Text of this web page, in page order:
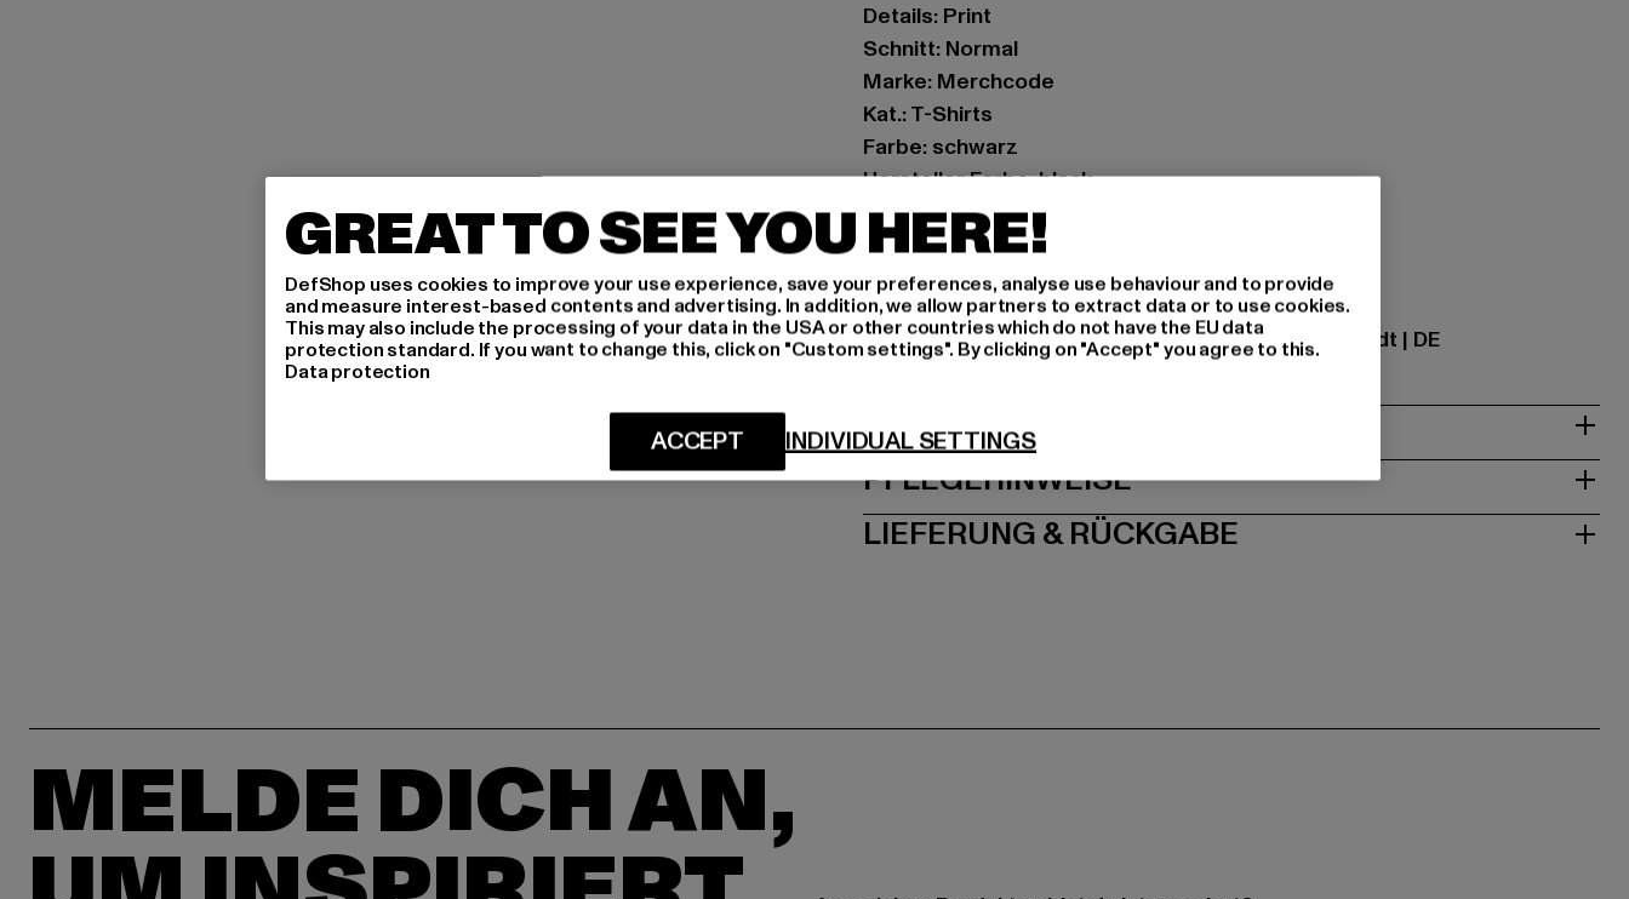
Details: Print
Schnitt: Normal
Marke: Merchcode
Kat.: T-Shirts
Farbe: schwarz
Hersteller Farbe: black
Materialzusammensetzung: 100% Baumwolle
Art.Nr: MC568-00007
Hersteller: TB International GmbH |info@tbint.de
Dr.-Robert-Murjahn-Straße 7 | 64372 Ober-Ramstadt | DE
GRÖSSE & PASSFORM
PFLEGEHINWEISE
LIEFERUNG & RÜCKGABE
MELDE DICH AN,
GREAT TO SEE YOU HERE!
DefShop uses cookies to improve your use experience, save your preferences, analyse use behaviour and to provide
and measure interest-based contents and advertising. In addition, we allow partners to extract data or to use cookies.
This may also include the processing of your data in the USA or other countries which do not have the EU data
protection standard. If you want to change this, click on "Custom settings". By clicking on "Accept" you agree to this.
Data protection
INDIVIDUAL SETTINGS
ACCEPT